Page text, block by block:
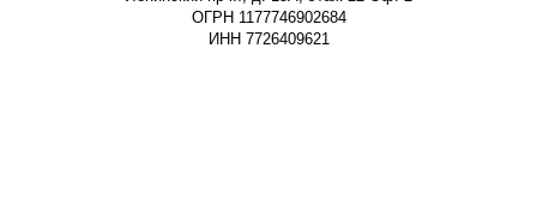
ОГРН 1177746902684
ИНН 7726409621